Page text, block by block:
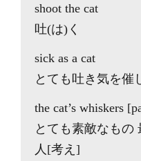
shoot the cat
吐(は)く
sick as a cat
とても吐き気を催
the cat’s whiskers
とても素敵なもの
人[考え]